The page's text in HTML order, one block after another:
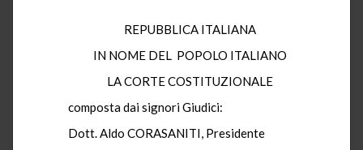
REPUBBLICA ITALIANA
IN NOME DEL POPOLO ITALIANO
LA CORTE COSTITUZIONALE
composta dai signori Giudici:
Dott. Aldo CORASANITI, Presidente